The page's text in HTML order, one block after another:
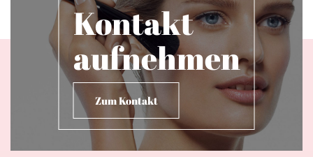
Kontakt
aufnehmen
Zum Kontakt